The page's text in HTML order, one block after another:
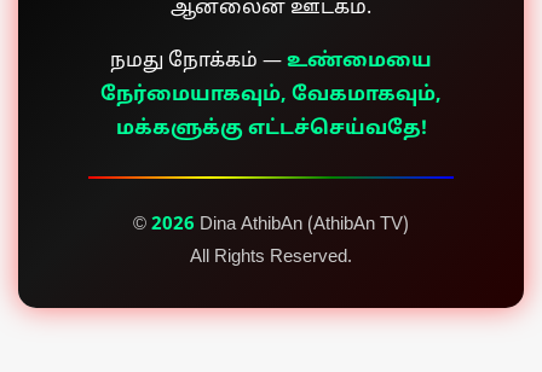
ஆன்லைன் ஊடகம்.
நமது நோக்கம் — உண்மையை
நேர்மையாகவும், வேகமாகவும்,
மக்களுக்கு எட்டச்செய்வதே!
© 2026 Dina AthibAn (AthibAn TV)
All Rights Reserved.